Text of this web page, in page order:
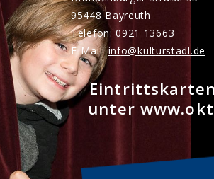
95448 Bayreuth
Telefon: 0921 13663
E-Mail:nf k lt rst dl d
unter